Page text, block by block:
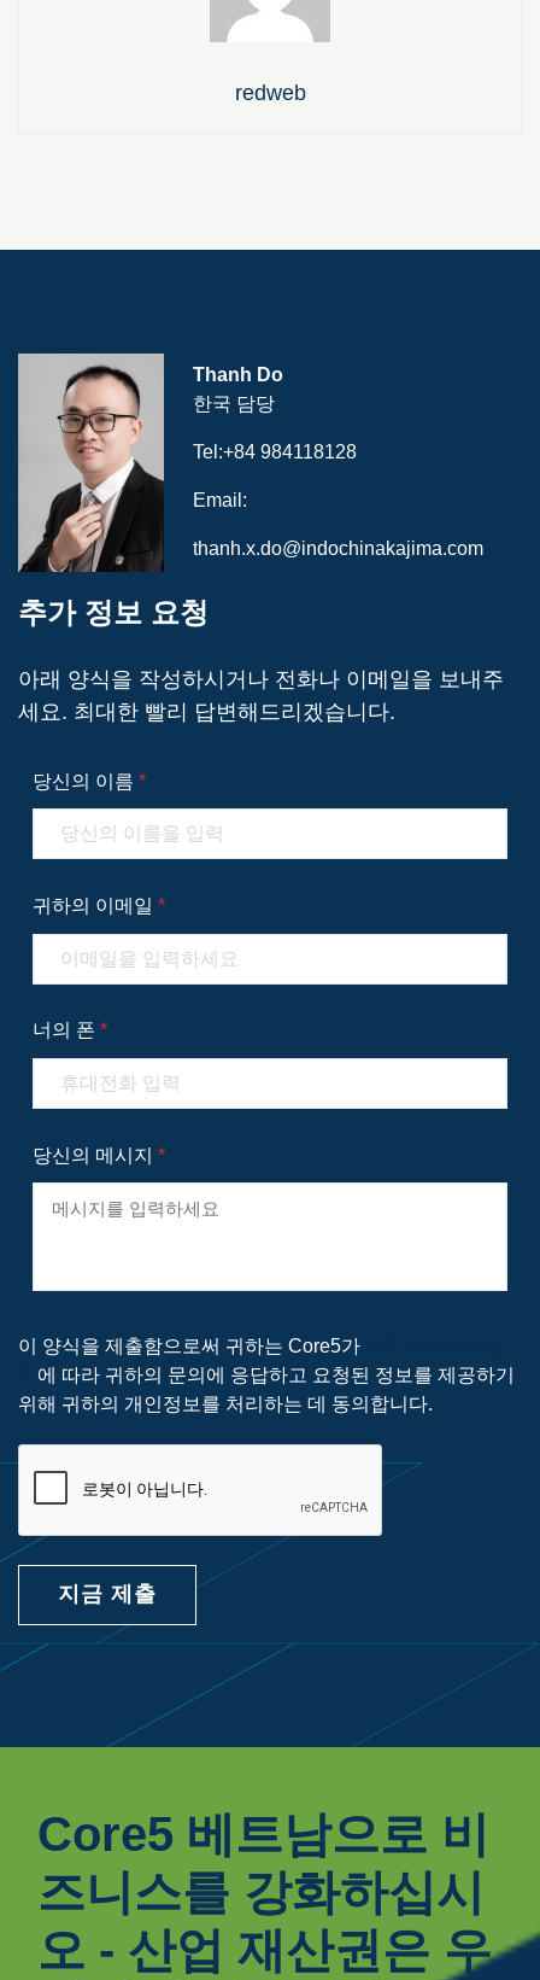
redweb
Thanh Do
한국 담당
Tel:+84 984118128
Email:
thanh.x.do@indochinakajima.com
추가 정보 요청
아래 양식을 작성하시거나 전화나 이메일을 보내주
세요. 최대한 빨리 답변해드리겠습니다.
당신의 이름 *
귀하의 이메일 *
너의 폰 *
당신의 메시지 *
이 양식을 제출함으로써 귀하는 Core5가
에 따라 귀하의 문의에 응답하고 요청된 정보를 제공하기
위해 귀하의 개인정보를 처리하는 데 동의합니다.
지금 제출
Core5 베트남으로 비
즈니스를 강화하십시
오 - 산업 재산권은 우